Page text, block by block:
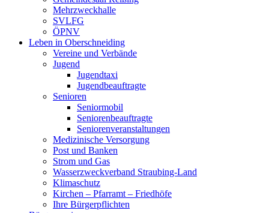
Mehrzweckhalle
SVLFG
ÖPNV
Leben in Oberschneiding
Vereine und Verbände
Jugend
Jugendtaxi
Jugendbeauftragte
Senioren
Seniormobil
Seniorenbeauftragte
Seniorenveranstaltungen
Medizinische Versorgung
Post und Banken
Strom und Gas
Wasserzweckverband Straubing-Land
Klimaschutz
Kirchen – Pfarramt – Friedhöfe
Ihre Bürgerpflichten